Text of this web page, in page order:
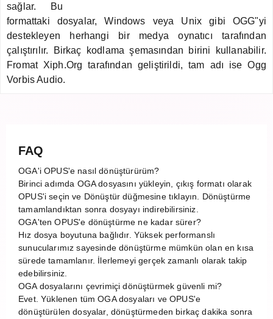
sağlar. Bu
formattaki dosyalar, Windows veya Unix gibi OGG"yi
destekleyen herhangi bir medya oynatıcı tarafından
çalıştırılır. Birkaç kodlama şemasından birini kullanabilir.
Fromat Xiph.Org tarafından geliştirildi, tam adı ise Ogg
Vorbis Audio.
FAQ
OGA'i OPUS'e nasıl dönüştürürüm?
Birinci adımda OGA dosyasını yükleyin, çıkış formatı olarak
OPUS'i seçin ve Dönüştür düğmesine tıklayın. Dönüştürme
tamamlandıktan sonra dosyayı indirebilirsiniz.
OGA'ten OPUS'e dönüştürme ne kadar sürer?
Hız dosya boyutuna bağlıdır. Yüksek performanslı
sunucularımız sayesinde dönüştürme mümkün olan en kısa
sürede tamamlanır. İlerlemeyi gerçek zamanlı olarak takip
edebilirsiniz.
OGA dosyalarını çevrimiçi dönüştürmek güvenli mi?
Evet. Yüklenen tüm OGA dosyaları ve OPUS'e
dönüştürülen dosyalar, dönüştürmeden birkaç dakika sonra